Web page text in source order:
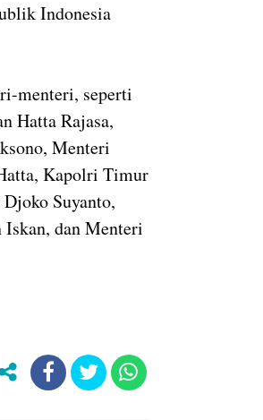
Indonesia
menteri, seperti
Hatta Rajasa,
Menteri
Kapolri Timur
Suyanto,
dan Menteri